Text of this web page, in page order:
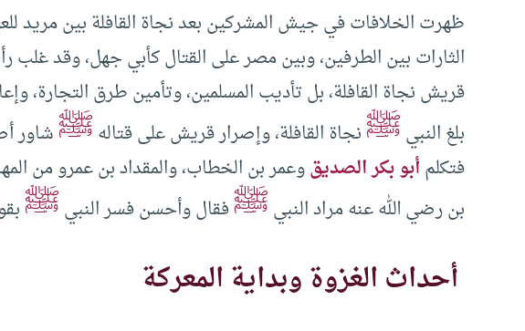
ظهرت الخلافات في جيش المشركين بعد نجاة القافلة بين مريد
الثارات بين الطرفين، وبين مصر على القتال كأبي جهل، وقد
قريش نجاة القافلة، بل تأديب المسلمين، وتأمين طرق التجارة،
بلغ النبيﷺنجاة القافلة، وإصرار قريش على قتالهﷺشاور
فتكلمأبو بكر الصديقوعمر بن الخطاب، والمقداد بن عمرو من
بن رضي الله عنه مراد النبيﷺفقال وأحسن فسر النبيﷺ
أحداث الغزوة وبداية المعركة